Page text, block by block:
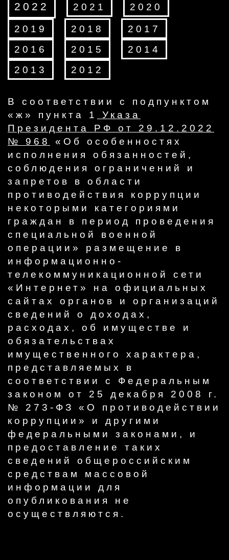
2022 2021 2020
2019 2018
2017
2016
2015
2014
2013
2012
​В соответствии с подпунктом
«ж» пункта 1
Указа
Президента РФ от 29.12.2022
№ 968​
«Об особенностях
исполнения обязанностей,
соблюдения ограничений и
запретов в области
противодействия коррупции
некоторыми категориями
граждан в период проведения
специальной военной
операции» размещение в
информационно-
телекоммуникационной сети
«Интернет» на официальных
сайтах органов и организаций
сведений о доходах,
расходах, об имуществе и
обязательствах
имущественного характера,
представляемых в
соответствии с Федеральным
законом от 25 декабря 2008 г.
№ 273-ФЗ «О противодействии
коррупции» и другими
федеральными законами, и
предоставление таких
сведений общероссийским
средствам массовой
информации для
опубликования не
осуществляются.